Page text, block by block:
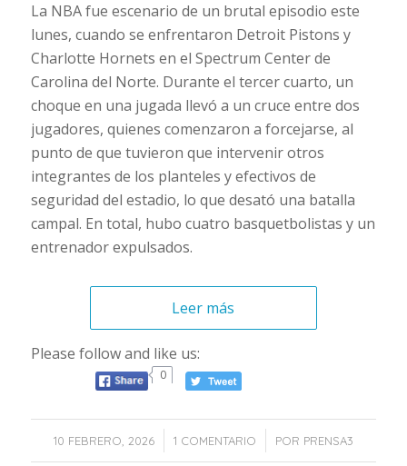
La NBA fue escenario de un brutal episodio este
lunes, cuando se enfrentaron Detroit Pistons y
Charlotte Hornets en el Spectrum Center de
Carolina del Norte. Durante el tercer cuarto, un
choque en una jugada llevó a un cruce entre dos
jugadores, quienes comenzaron a forcejarse, al
punto de que tuvieron que intervenir otros
integrantes de los planteles y efectivos de
seguridad del estadio, lo que desató una batalla
campal. En total, hubo cuatro basquetbolistas y un
entrenador expulsados.
Leer más
Please follow and like us:
0
10 FEBRERO, 2026
/ 1 COMENTARIO
/ POR PRENSA3